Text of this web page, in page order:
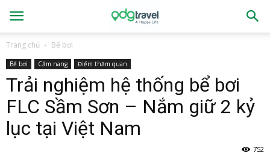
Trang chủ Bể bơi
Bể bơi Cẩm nang Điểm thăm quan
Trải nghiệm hệ thống bể bơi
FLC Sầm Sơn – Nắm giữ 2 kỷ
lục tại Việt Nam
752